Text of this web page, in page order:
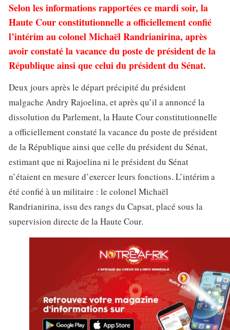
Selon les informations rapportées ce mardi soir, la
Haute Cour constitutionnelle a officiellement confié
l’intérim au colonel Michaël Randrianirina, après
avoir constaté la vacance du poste de président de la
République ainsi que celui du président du Sénat.
Deux jours après le départ précipité du président
malgache Andry Rajoelina, et après qu’il a annoncé la
dissolution du Parlement, la Haute Cour constitutionnelle
a officiellement constaté la vacance du poste de président
de la République ainsi que celle du président du Sénat,
estimant que ni Rajoelina ni le président du Sénat
n’étaient en mesure d’exercer leurs fonctions. L’intérim a
été confié à un militaire : le colonel Michaël
Randrianirina, issu des rangs du Capsat, placé sous la
supervision directe de la Haute Cour.